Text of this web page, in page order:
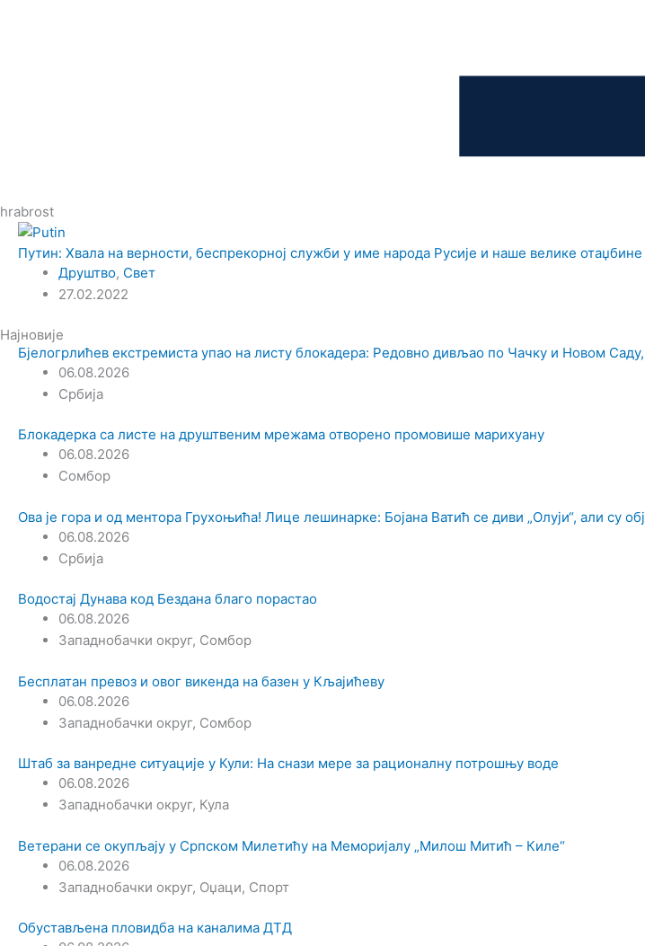
hrabrost
Путин: Хвала на верности, беспрекорној служби у име народа Русије и наше велике отаџбине
Друштво, Свет
27.02.2022
Најновије
Бјелогрлићев екстремиста упао на листу блокадера: Редовно дивљао по Чачку и Новом
06.08.2026
Србија
Блокадерка са листе на друштвеним мрежама отворено промовише марихуану
06.08.2026
Сомбор
Ова је гора и од ментора Грухоњића! Лице лешинарке: Бојана Ватић се диви „Олуји“, али су
06.08.2026
Србија
Водостај Дунава код Бездана благо порастао
06.08.2026
Западнобачки округ, Сомбор
Бесплатан превоз и овог викенда на базен у Кљајићеву
06.08.2026
Западнобачки округ, Сомбор
Штаб за ванредне ситуације у Кули: На снази мере за рационалну потрошњу воде
06.08.2026
Западнобачки округ, Кула
Ветерани се окупљају у Српском Милетићу на Меморијалу „Милош Митић – Киле“
06.08.2026
Западнобачки округ, Оџаци, Спорт
Обустављена пловидба на каналима ДТД